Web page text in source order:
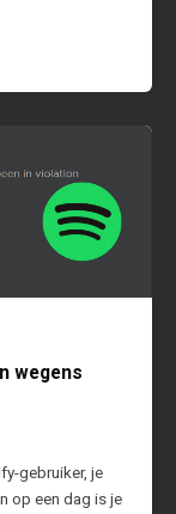
wegens
gebruiker, je
op een dag is je